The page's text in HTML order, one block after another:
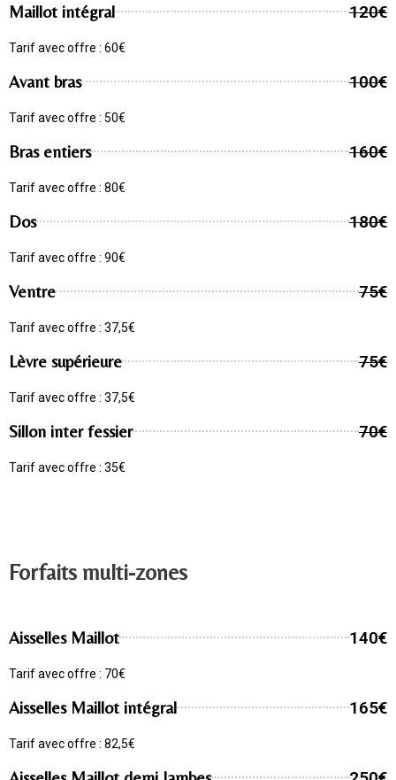
Maillot intégral 120€
Tarif avec offre : 60€
Avant bras 100€
Tarif avec offre : 50€
Bras entiers 160€
Tarif avec offre : 80€
Dos 180€
Tarif avec offre : 90€
Ventre 75€
Tarif avec offre : 37,5€
Lèvre supérieure 75€
Tarif avec offre : 37,5€
Sillon inter fessier 70€
Tarif avec offre : 35€
Forfaits multi-zones
Aisselles Maillot 140€
Tarif avec offre : 70€
Aisselles Maillot intégral 165€
Tarif avec offre : 82,5€